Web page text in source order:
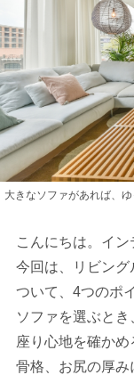
大きなソファがあれば、
こんにちは。イン
今回は、リビング
ついて、4つのポ
ソファを選ぶと
座り心地を確かめ
骨格、お尻の厚み